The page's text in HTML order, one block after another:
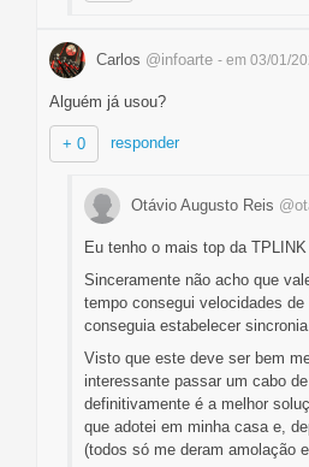
Carlos @infoarte - em 03/01/
Alguém já usou?
+ 0 responder
Otávio Augusto Reis
Eu tenho o mais top da TPLINK
Sinceramente não acho que
tempo consegui velocidades
conseguia estabelecer
Visto que este deve ser bem
interessante passar um cabo
definitivamente é a melhor
que adotei em minha casa e,
(todos só me deram amolação